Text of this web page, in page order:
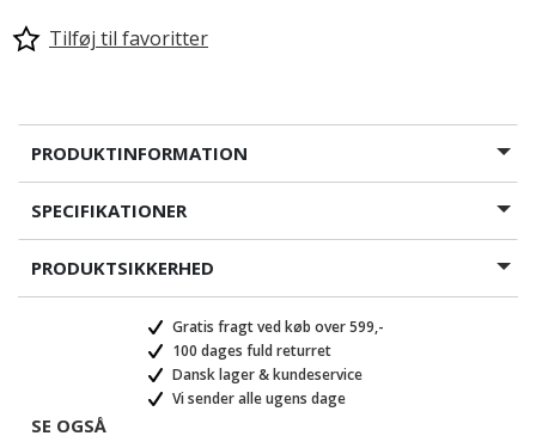
Tilføj til favoritter
PRODUKTINFORMATION
SPECIFIKATIONER
PRODUKTSIKKERHED
Gratis fragt ved køb over 599,-
100 dages fuld returret
Dansk lager & kundeservice
Vi sender alle ugens dage
SE OGSÅ